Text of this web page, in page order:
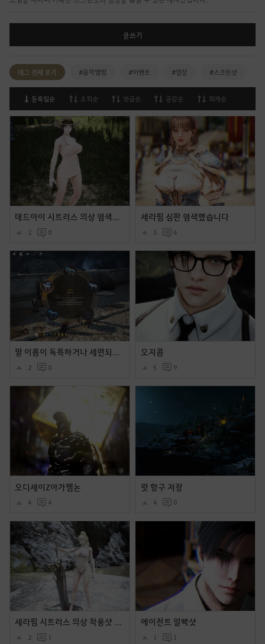
글쓰기
태그 전체 보기 #음악앨범 #이벤트 #영상 #스크린샷
등록일순 조회순 댓글순 공감순 화제순
데드아이 시트러스 의상 염색후 착용샷 및 움짤 모음
2 0
세라핌 심판 염색했습니다
3 4
말 이름이 독특하거나 세련되거나 (내 말들의 이름을 소개합니다.
2 0
오지콤
5 9
오디세이Z아가멤논
4 4
랏 항구 저장
4 0
세라핌 시트러스 의상 착용샷 및 움짤들입니다.
2 1
에이전트 얼빡샷
1 1